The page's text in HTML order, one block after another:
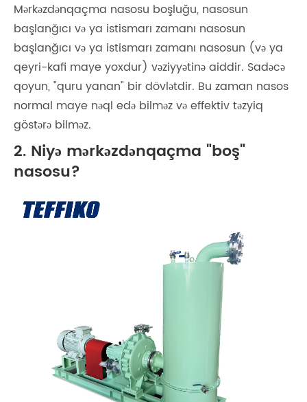
Mərkəzdənqaçma nasosu boşluğu, nasosun
başlanğıcı və ya istismarı zamanı nasosun
başlanğıcı və ya istismarı zamanı nasosun (və ya
qeyri-kafi maye yoxdur) vəziyyətinə aiddir. Sadəcə
qoyun, "quru yanan" bir dövlətdir. Bu zaman nasos
normal maye nəql edə bilməz və effektiv təzyiq
göstərə bilməz.
2. Niyə mərkəzdənqaçma "boş"
nasosu?